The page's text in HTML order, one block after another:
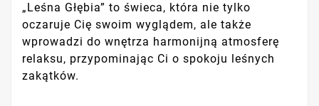
„Leśna Głębia” to świeca, która nie tylko
oczaruje Cię swoim wyglądem, ale także
wprowadzi do wnętrza harmonijną atmosferę
relaksu, przypominając Ci o spokoju leśnych
zakątków.